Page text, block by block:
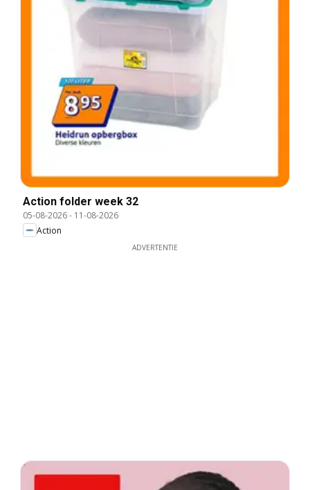
Action folder week 32
05-08-2026- 11-08-2026
Action
ADVERTENTIE